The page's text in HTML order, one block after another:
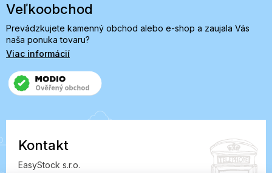
Veľkoobchod
Prevádzkujete kamenný obchod alebo e-shop a zaujala Vás
naša ponuka tovaru?
Viac informácií
Kontakt
EasyStock s.r.o.